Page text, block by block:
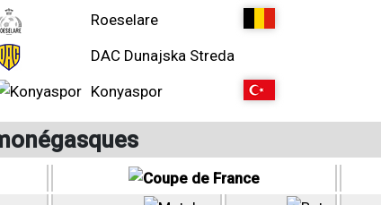
Roeselare
DAC Dunajska Streda
Konyaspor